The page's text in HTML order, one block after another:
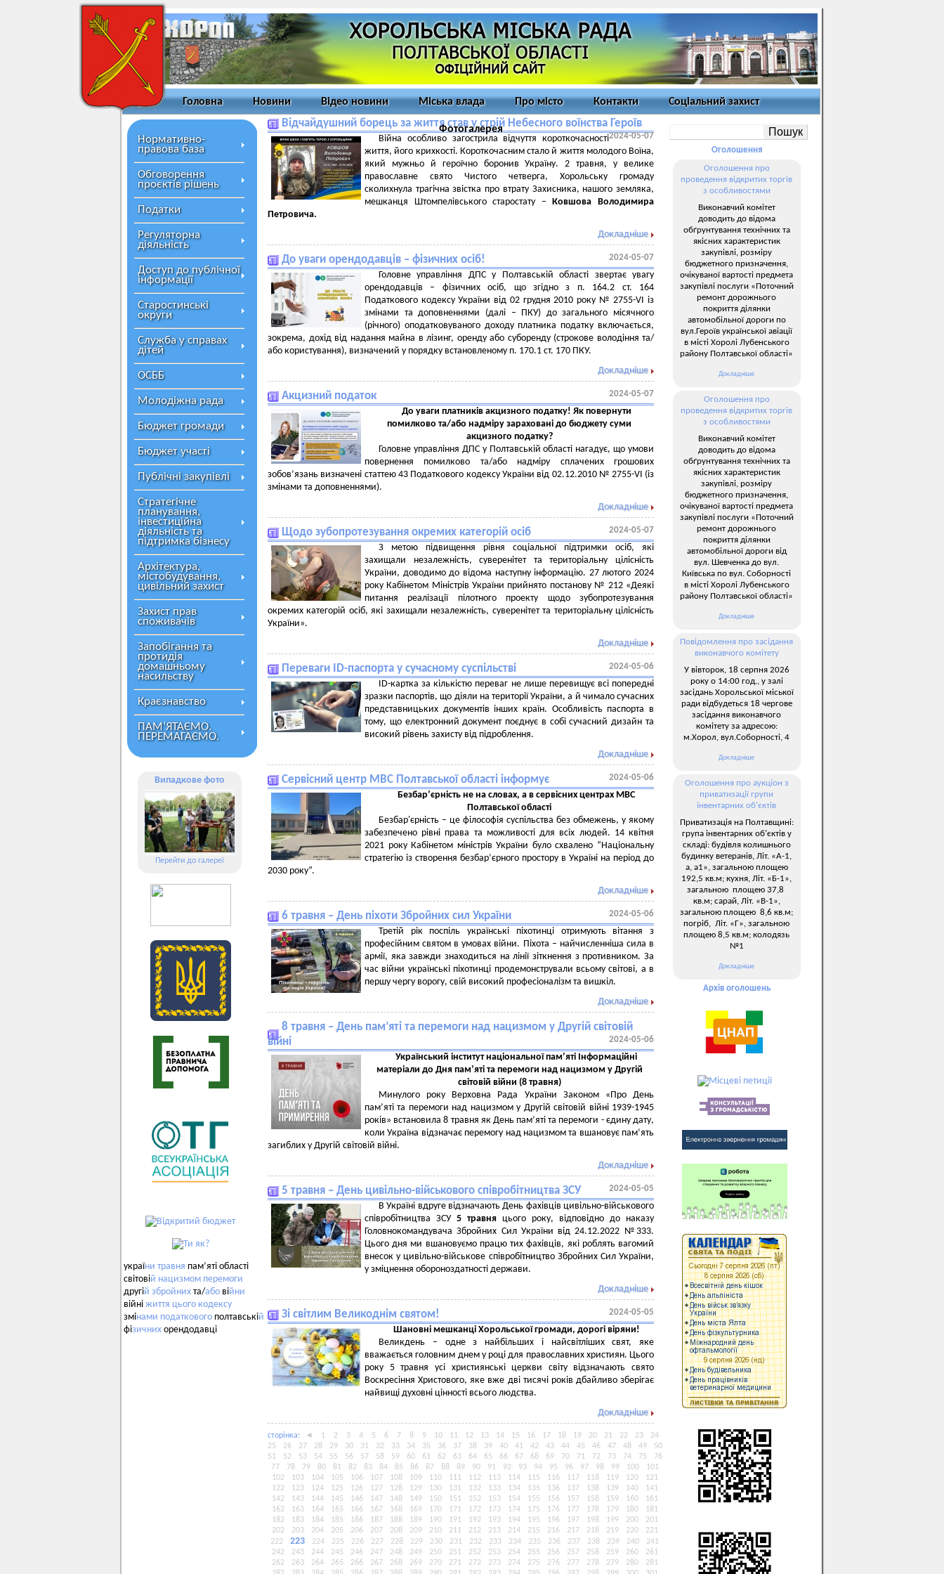
Головна Новини Відео новини Міська влада Про місто Контакти Соціальний захист
Фотогалерея
Нормативно-
правова база
Обговорення
проєктів рішень
Податки
Регуляторна
діяльність
Доступ до публічної
інформації
Старостинські
округи
Служба у справах
дітей
ОСББ
Молодіжна рада
Бюджет громади
Бюджет участі
Публічні закупівлі
Стратегічне
планування,
інвестиційна
діяльність та
підтримка бізнесу
Архітектура,
містобудування,
цивільний захист
Захист прав
споживачів
Запобігання та
протидія
домашньому
насильству
Краєзнавство
ПАМ’ЯТАЄМО.
ПЕРЕМАГАЄМО.
Випадкове фото
Перейти до галереї
україни травня пам’яті області
світовій нацизмом перемоги
другій збройних та/або війни
війні життя цього кодексу
змінами податкового полтавській
фізичних орендодавці
Відчайдушний борець за життя став у стрій Небесного воїнства Героїв
2024-05-07
Війна особливо загострила відчуття короткочасності
життя, його крихкості. Короткочасним стало й життя молодого Воїна,
який мужньо й героїчно боронив Україну. 2 травня, у велике
православне свято Чистого четверга, Хорольську громаду
сколихнула трагічна звістка про втрату Захисника, нашого земляка,
мешканця Штомпелівського старостату –Ковшова Володимира
Петровича.
Докладніше
До уваги орендодавців – фізичних осіб! 2024-05-07
Головне управління ДПС у Полтавській області звертає увагу
орендодавців – фізичних осіб, що згідно з п. 164.2 ст. 164
Податкового кодексу України від 02 грудня 2010 року № 2755-VI із
змінами та доповненнями (далі – ПКУ) до загального місячного
(річного) оподатковуваного доходу платника податку включається,
зокрема, дохід від надання майна в лізинг, оренду або суборенду (строкове володіння та/
або користування), визначений у порядку встановленому п. 170.1 ст. 170 ПКУ.
Докладніше
Акцизний податок 2024-05-07
До уваги платників акцизного податку! Як повернути
помилково та/або надміру зараховані до бюджету суми
акцизного податку?
Головне управління ДПС у Полтавській області нагадує, що умови
повернення помилково та/або надміру сплачених грошових
зобов’язань визначені статтею 43 Податкового кодексу України від 02.12.2010 № 2755-VI (із
змінами та доповненнями).
Докладніше
Щодо зубопротезування окремих категорій осіб 2024-05-07
З метою підвищення рівня соціальної підтримки осіб, які
захищали незалежність, суверенітет та територіальну цілісність
України, доводимо до відома наступну інформацію. 27 лютого 2024
року Кабінетом Міністрів України прийнято постанову № 212 «Деякі
питання реалізації пілотного проекту щодо зубопротезування
окремих категорій осіб, які захищали незалежність, суверенітет та територіальну цілісність
України».
Докладніше
Переваги ID-паспорта у сучасному суспільстві 2024-05-06
ID-картка за кількістю переваг не лише перевищує всі попередні
зразки паспортів, що діяли на території України, а й чимало сучасних
представницьких документів інших країн. Особливість паспорта в
тому, що електронний документ поєднує в собі сучасний дизайн та
високий рівень захисту від підроблення.
Докладніше
Сервісний центр МВС Полтавської області інформує 2024-05-06
Безбарʼєрність не на словах, а в сервісних центрах МВС
Полтавської області
Безбар'єрність – це філософія суспільства без обмежень, у якому
забезпечено рівні права та можливості для всіх людей. 14 квітня
2021 року Кабінетом міністрів України було схвалено “Національну
стратегію із створення безбар’єрного простору в Україні на період до
2030 року”.
Докладніше
6 травня – День піхоти Збройних сил України 2024-05-06
Третій рік поспіль українські піхотинці отримують вітання з
професійним святом в умовах війни. Піхота – найчисленніша сила в
армії, яка завжди знаходиться на лінії зіткнення з противником. За
час війни українські піхотинці продемонстрували всьому світові, а в
першу чергу ворогу, свій високий професіоналізм та вишкіл.
Докладніше
8 травня – День пам’яті та перемоги над нацизмом у Другій світовій
війні
2024-05-06
Український інститут національної пам’яті Інформаційні
матеріали до Дня пам’яті та перемоги над нацизмом у Другій
світовій війни (8 травня)
Минулого року Верховна Рада України Законом «Про День
пам’яті та перемоги над нацизмом у Другій світовій війні 1939-1945
років» встановила 8 травня як День пам’яті та перемоги - єдину дату,
коли Україна відзначає перемогу над нацизмом та вшановує пам’ять
загиблих у Другій світовій війні.
Докладніше
5 травня – День цивільно-військового співробітництва ЗСУ 2024-05-05
В Україні вдруге відзначають День фахівців цивільно-військового
співробітництва ЗСУ 5 травня цього року, відповідно до наказу
Головнокомандувача Збройних Сил України від 24.12.2022 №333.
Цього дня ми вшановуємо працю тих фахівців, які роблять вагомий
внесок у цивільно-військове співробітництво Збройних Сил України,
у зміцнення обороноздатності держави.
Докладніше
Зі світлим Великоднім святом! 2024-05-05
Шановні мешканці Хорольської громади, дорогі віряни!
Великдень – одне з найбільших і найсвітліших свят, яке
вважається головним днем у році для православних християн. Цього
року 5 травня усі християнські церкви світу відзначають свято
Воскресіння Христового, яке вже дві тисячі років дбайливо зберігає
найвищі духовні цінності всього людства.
Докладніше
сторiнка: ◄ 1 2 3 4 5 6 7 8 9 10 11 12 13 14 15 16 17 18 19 20 21 22 23
24
25
26 27 28 29 30 31 32 33 34 35 36 37 38 39 40 41 42 43 44 45 46 47 48 49
50
51
52 53 54 55 56 57 58 59 60 61 62 63 64 65 66 67 68 69 70 71 72 73 74 75
76
77
78 79 80 81 82 83 84 85 86 87 88 89 90 91 92 93 94 95 96 97 98 99 100
101
102
103 104 105 106 107 108 109 110 111 112 113 114 115 116 117 118 119 120
121
122
123 124 125 126 127 128 129 130 131 132 133 134 135 136 137 138 139 140
141
142
143 144 145 146 147 148 149 150 151 152 153 154 155 156 157 158 159 160
161
162
163 164 165 166 167 168 169 170 171 172 173 174 175 176 177 178 179 180
181
182
183 184 185 186 187 188 189 190 191 192 193 194 195 196 197 198 199 200
201
202
203 204 205 206 207 208 209 210 211 212 213 214 215 216 217 218 219 220
221
222
223 224 225 226 227 228 229 230 231 232 233 234 235 236 237 238 239 240
241
242
243 244 245 246 247 248 249 250 251 252 253 254 255 256 257 258 259 260
261
262
263 264 265 266 267 268 269 270 271 272 273 274 275 276 277 278 279 280
281
Оголошення
Оголошення про
проведення відкритих торгів
з особливостями
Виконавчий комітет
доводить до відома
обґрунтування технічних та
якісних характеристик
закупівлі, розміру
бюджетного призначення,
очікуваної вартості предмета
закупівлі послуги «Поточний
ремонт дорожнього
покриття ділянки
автомобільної дороги по
вул.Героїв української авіації
в місті Хоролі Лубенського
району Полтавської області»
Докладніше
Оголошення про
проведення відкритих торгів
з особливостями
Виконавчий комітет
доводить до відома
обґрунтування технічних та
якісних характеристик
закупівлі, розміру
бюджетного призначення,
очікуваної вартості предмета
закупівлі послуги «Поточний
ремонт дорожнього
покриття ділянки
автомобільної дороги від
вул. Шевченка до вул.
Київська по вул. Соборності
в місті Хоролі Лубенського
району Полтавської області»
Докладніше
Повідомлення про засідання
виконавчого комітету
У вівторок, 18 серпня 2026
року о 14:00 год., у залі
засідань Хорольської міської
ради відбудеться 18 чергове
засідання виконавчого
комітету за адресою:
м.Хорол, вул.Соборності, 4
Докладніше
Оголошення про аукціон з
приватизації групи
інвентарних об’єктів
Приватизація на Полтавщині:
група інвентарних об’єктів у
складі: будівля колишнього
будинку ветеранів, Літ. «А-1,
а, а1», загальною площею
192,5 кв.м; кухня, Літ. «Б-1»,
загальною площею 37,8
кв.м; сарай, Літ. «В-1»,
загальною площею 8,6 кв.м;
погріб, Літ. «Г», загальною
площею 8,5 кв.м; колодязь
№1
Докладніше
Архів оголошень